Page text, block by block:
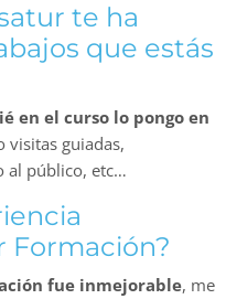
te ha
que estás
en el curso lo pongo en
visitas guiadas,
al público, etc…
Formación?
fue inmejorable, me